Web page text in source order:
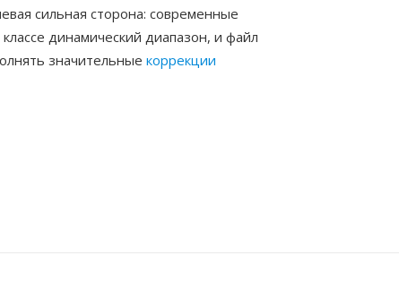
сильная сторона: современные
динамический диапазон, и файл
значительные коррекции